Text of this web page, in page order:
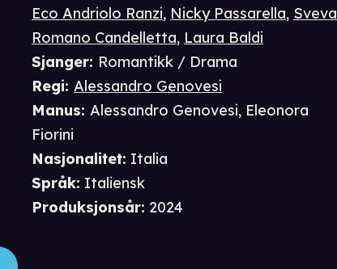
Eco Andriolo Ranzi, Nicky Passarella, Sveva
Romano Candelletta, Laura Baldi
Sjanger: Romantikk / Drama
Regi:Alessandro Genovesi
Manus:Alessandro Genovesi, Eleonora
Fiorini
Nasjonalitet: Italia
Språk: Italiensk
Produksjonsår: 2024